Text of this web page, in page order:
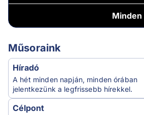
Minden
Műsoraink
Híradó
A hét minden napján, minden órában
jelentkezünk a legfrissebb hírekkel.
Célpont